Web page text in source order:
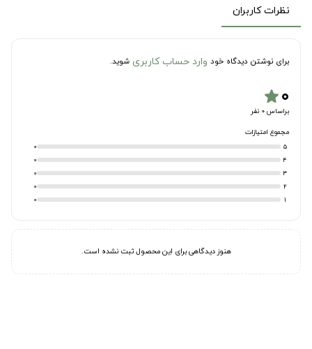
نظرات کاربران
برای نوشتن دیدگاه خود وارد حساب کاربری شوید.
۰star
براساس 0 نفر
مجموع امتیازات
5
0
4
0
3
0
2
0
1
0
هنوز دیدگاهی برای این محصول ثبت نشده است.